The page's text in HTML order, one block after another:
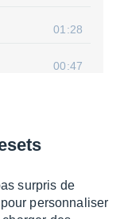
01:28
00:47
surpris de
person­na­li­ser